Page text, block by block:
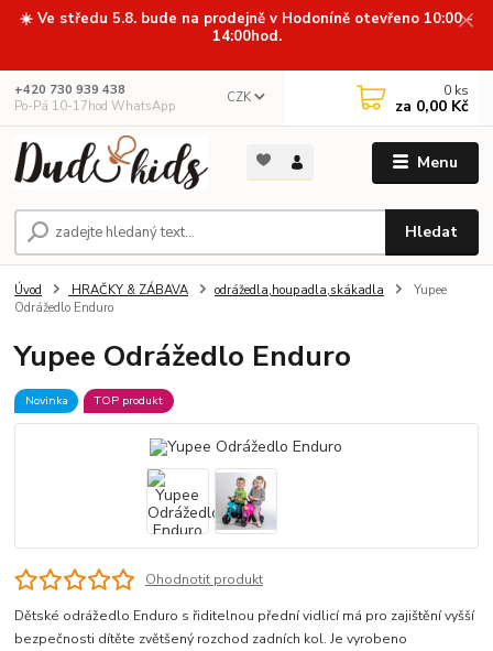
☀️ Ve středu 5.8. bude na prodejně v Hodoníně otevřeno 10:00 -
14:00hod.
Menu
CZK
Hledat
+420 730 939 438
Po-Pá 10-17hod WhatsApp
0 ks
za 0,00 Kč
Úvod HRAČKY & ZÁBAVA odrážedla,houpadla,skákadla
Yupee
Odrážedlo Enduro
Yupee Odrážedlo Enduro
Novinka TOP produkt
Ohodnotit produkt
Dětské odrážedlo Enduro s řiditelnou přední vidlicí má pro zajištění vyšší
bezpečnosti dítěte zvětšený rozchod zadních kol. Je vyrobeno